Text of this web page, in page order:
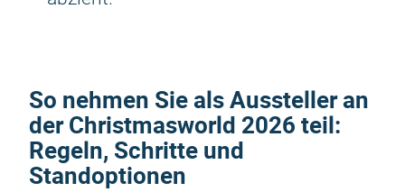
So nehmen Sie als Aussteller an
derChristmasworld 2026 teil:
Regeln, Schritte und
Standoptionen